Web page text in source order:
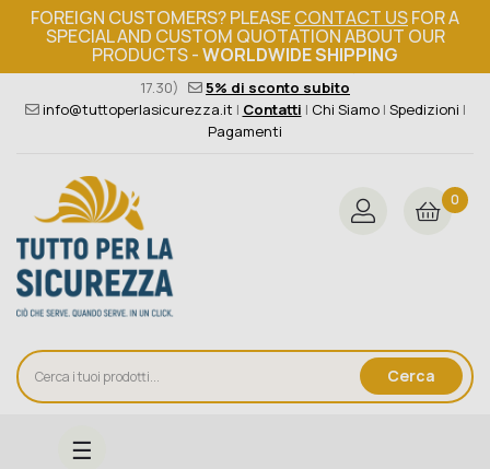
FOREIGN CUSTOMERS? PLEASECONTACT USFOR A
SPECIAL AND CUSTOM QUOTATION ABOUT OUR
PRODUCTS -WORLDWIDE SHIPPING
Ordine minimo 149€+iva 376 004 4000(Lun - Ven / 8.30 -
17.30)
5% di sconto subito
info@tuttoperlasicurezza.it | Contatti | Chi Siamo| Spedizioni |
Pagamenti
Cerca
0
navigazione
☰